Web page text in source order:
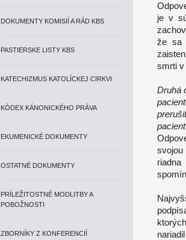
DOKUMENTY KOMISIÍ A RÁD KBS
PASTIERSKE LISTY KBS
KATECHIZMUS KATOLÍCKEJ CIRKVI
KÓDEX KÁNONICKÉHO PRÁVA
EKUMENICKÉ DOKUMENTY
OSTATNÉ DOKUMENTY
PRÍLEŽITOSTNÉ MODLITBY A
POBOŽNOSTI
ZBORNÍKY Z KONFERENCIÍ
je v
že sa
smrti v
Druhá